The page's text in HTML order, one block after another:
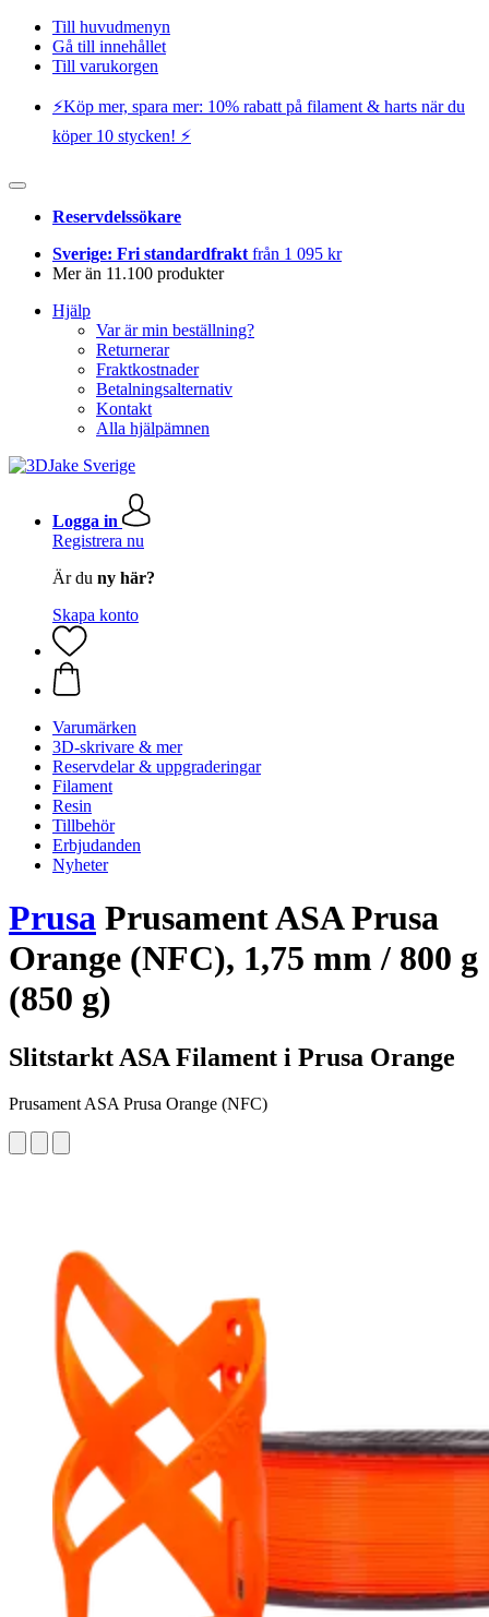
Till huvudmenyn
Gå till innehållet
Till varukorgen
⚡️Köp mer, spara mer: 10% rabatt på filament & harts när du
köper 10 stycken! ⚡️
Reservdelssökare
Sverige: Fri standardfrakt från 1 095 kr
Mer än 11.100 produkter
Hjälp
Var är min beställning?
Returnerar
Fraktkostnader
Betalningsalternativ
Kontakt
Alla hjälpämnen
Logga in
Registrera nu
Är du ny här?
Skapa konto
Varumärken
3D-skrivare & mer
Reservdelar & uppgraderingar
Filament
Resin
Tillbehör
Erbjudanden
Nyheter
Prusa Prusament ASA Prusa
Orange (NFC), 1,75 mm / 800 g
(850 g)
Slitstarkt ASA Filament i Prusa Orange
Prusament ASA Prusa Orange (NFC)